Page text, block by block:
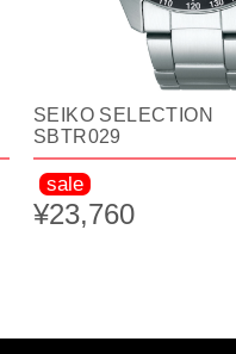
SEIKO
SBTR029
sale
¥23,760